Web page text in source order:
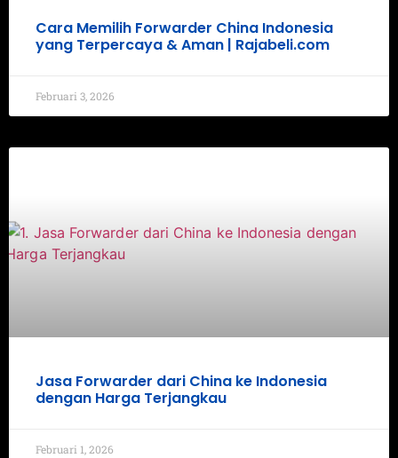
Cara Memilih Forwarder China Indonesia
yang Terpercaya & Aman | Rajabeli.com
Februari 3, 2026
Jasa Forwarder dari China ke Indonesia
dengan Harga Terjangkau
Februari 1, 2026